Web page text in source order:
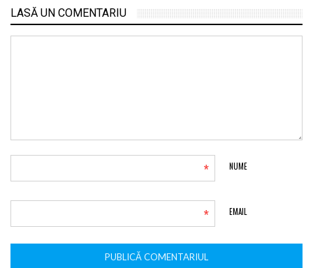
LASĂ UN COMENTARIU
NUME
*
EMAIL
*